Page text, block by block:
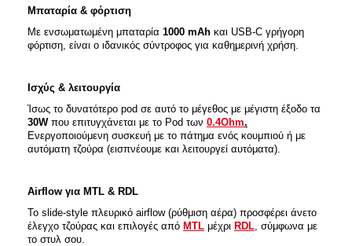
Μπαταρία & φόρτιση
Με ενσωματωμένη μπαταρία 1000 mAh και USB-C γρήγορη
φόρτιση, είναι ο ιδανικός σύντροφος για καθημερινή χρήση.
Ισχύς & λειτουργία
Ίσως το δυνατότερο pod σε αυτό το μέγεθος με μέγιστη έξοδο τα
30Wπου επιτυγχάνεται με το Pod των 0.4Ohm.
Eνεργοποιούμενη συσκευή με το πάτημα ενός κουμπιού ή με
αυτόματη τζούρα (εισπνέουμε και λειτουργεί αυτόματα).
Airflow για MTL & RDL
Το slide-style πλευρικό airflow (ρύθμιση αέρα) προσφέρει άνετο
έλεγχο τζούρας και επιλογές από MTL μέχρι RDL , σύμφωνα με
το στυλ σου.